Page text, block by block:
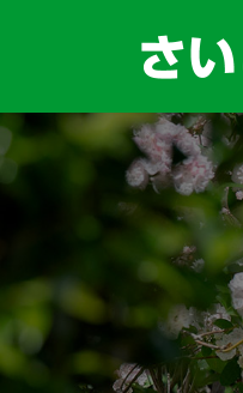
ツ
へ
ス
シ
ョ
ン